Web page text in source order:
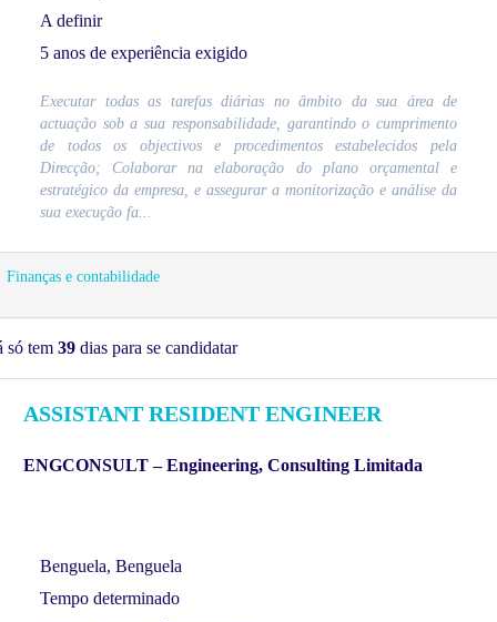
A definir
5 anos de experiência exigido
Executar todas as tarefas diárias no âmbito da sua área de
actuação sob a sua responsabilidade, garantindo o cumprimento
de todos os objectivos e procedimentos estabelecidos pela
Direcção; Colaborar na elaboração do plano orçamental e
estratégico da empresa, e assegurar a monitorização e análise da
sua execução fa...
Finanças e contabilidade
só tem 39 dias para se candidatar
ASSISTANT RESIDENT ENGINEER
ENGCONSULT – Engineering, Consulting Limitada
Benguela, Benguela
Tempo determinado